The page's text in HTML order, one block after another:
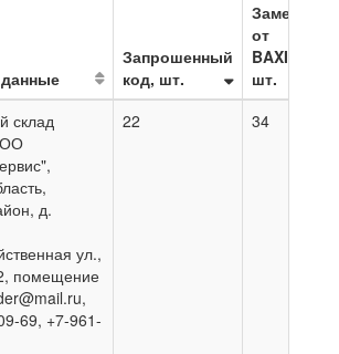
Запрошенный
код, шт.
Замена
от
BAXI,
шт.
склад
д.
ул.,
помещение
69, +7-961-
22 34